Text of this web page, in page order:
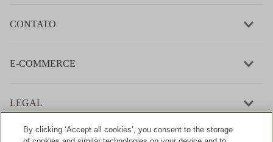
CONTATO
E-COMMERCE
LEGAL
By clicking ‘Accept all cookies’, you consent to the storage